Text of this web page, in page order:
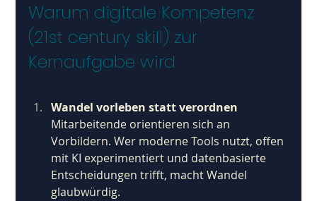
Warum digitale Kompetenz
(21st century skill) zur
Kernaufgabe wird
Wandel vorleben statt verordnen
Mitarbeitende orientieren sich an
Vorbildern. Wer moderne Tools nutzt, offen
mit KI experimentiert und datenbasierte
Entscheidungen trifft, macht Wandel
glaubwürdig.